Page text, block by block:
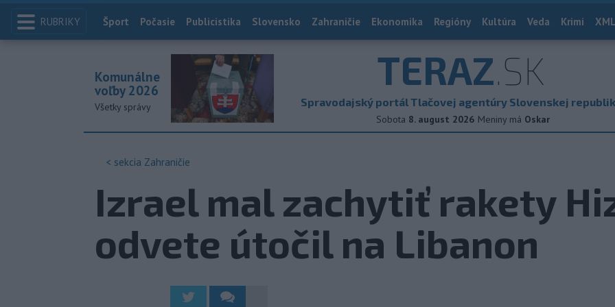
RUBRIKY Index
Šport Počasie Publicistika Slovensko Zahraničie Ekonomika Regióny Kultúra Veda Krimi
TERAZ.SK
Spravodajský portál Tlačovej agentúry Slovenskej
Sobota 8. august 2026 Meniny má Oskar
Komunálne
voľby 2026
Všetky správy
< sekcia Zahraničie
Izrael mal zachytiť rakety
odvete útočil na Libanon